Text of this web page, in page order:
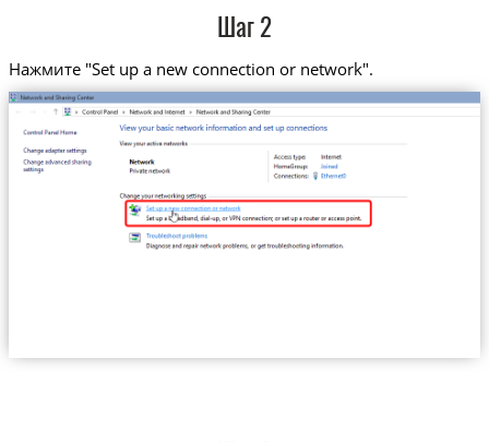
Шаг 2
Нажмите "Set up a new connection or network".